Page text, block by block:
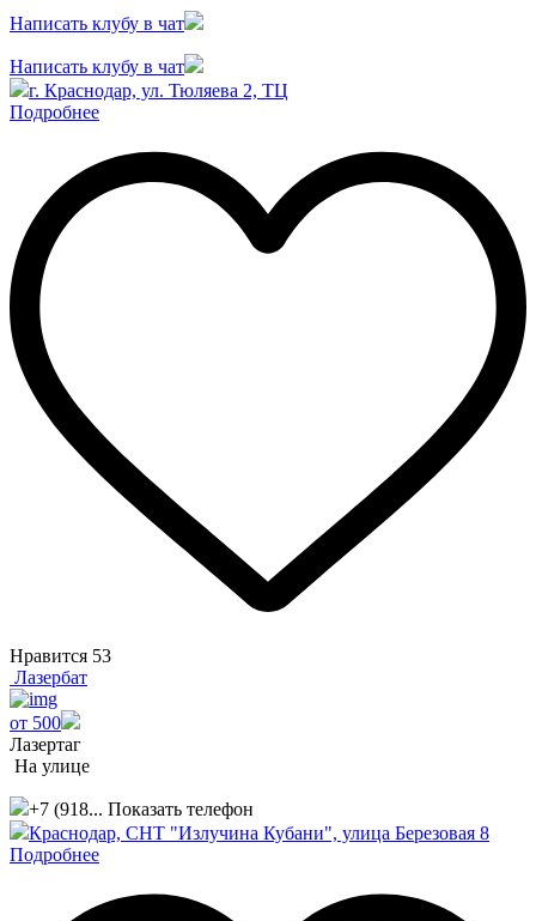
Написать клубу в чат
Написать клубу в чат
г. Краснодар, ул. Тюляева 2, ТЦ
Подробнее
Нравится 53
Лазербат
от 500
Лазертаг
На улице
+7 (918... Показать телефон
Краснодар, СНТ "Излучина Кубани", улица Березовая 8
Подробнее